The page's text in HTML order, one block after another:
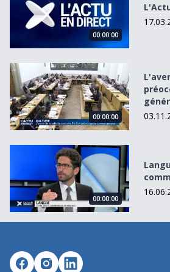
00:00:00
L&#039;avenir de Fri-Son
00:00:00
Langue: l&#039;Etat doit-il
00:00:00